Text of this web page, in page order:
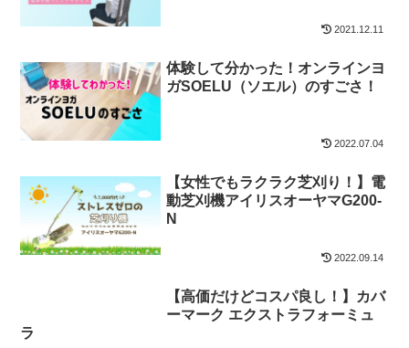
2021.12.11
体験して分かった！オンラインヨ
ガSOELU（ソエル）のすごさ！
2022.07.04
【女性でもラクラク芝刈り！】電
動芝刈機アイリスオーヤマG200-
N
2022.09.14
【高価だけどコスパ良し！】カバ
ーマーク エクストラフォーミュ
ラ